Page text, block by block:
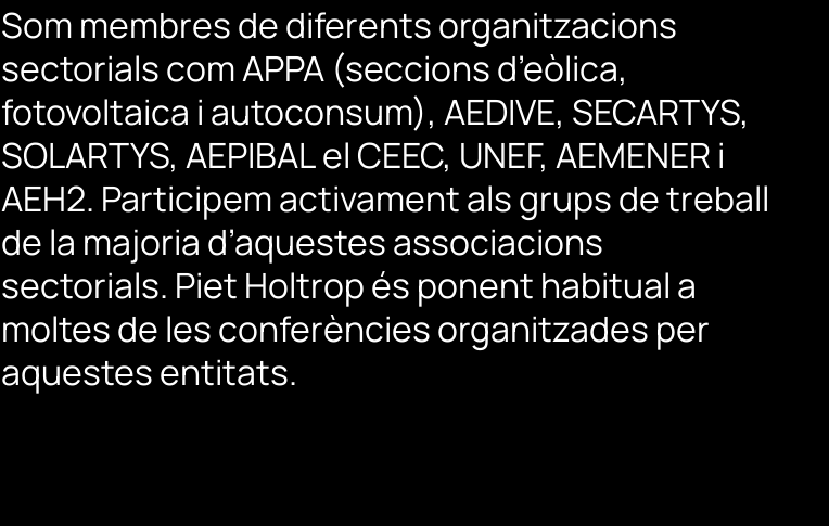
Som membresdediferentsorganitzacions
sectorialscomAPPA (seccionsd’eòlica,
fotovoltaica i autoconsum), AEDIVE, SECARTYS,
SOLARTYS, AEPIBALel CEEC, UNEF, AEMENER i
AEH2. Participemactivamentalsgrupsdetreball
de la majoria d’aquestesassociacions
sectorials. Piet Holtropés ponent habitual a
moltesde lesconferènciesorganitzades per
aquestesentitats.